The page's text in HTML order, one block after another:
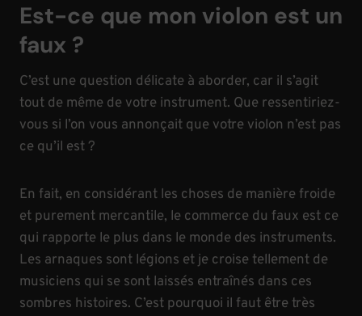
Est-ce que mon violon est un
faux ?
C’est une question délicate à aborder, car il s’agit
tout de même de votre instrument. Que ressentiriez-
vous si l’on vous annonçait que votre violon n’est pas
ce qu’il est ?
En fait, en considérant les choses de manière froide
et purement mercantile, le commerce du faux est ce
qui rapporte le plus dans le monde des instruments.
Les arnaques sont légions et je croise tellement de
musiciens qui se sont laissés entraînés dans ces
sombres histoires. C’est pourquoi il faut être très